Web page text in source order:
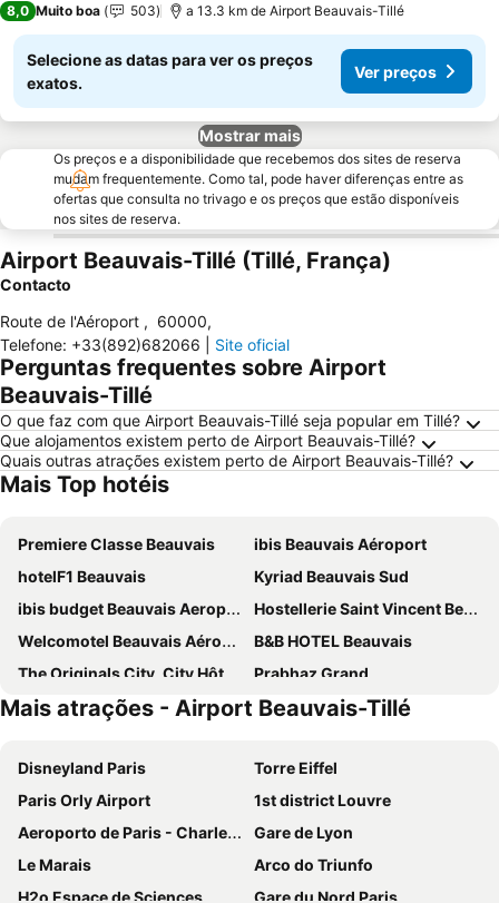
8,0 Muito boa 503 a 13.3 km de Airport Beauvais-Tillé
Selecione as datas para ver os preços
exatos.
Ver preços
Mostrar mais
Os preços e a disponibilidade que recebemos dos sites de reserva
mudam frequentemente. Como tal, pode haver diferenças entre as
ofertas que consulta no trivago e os preços que estão disponíveis
nos sites de reserva.
Airport Beauvais-Tillé (Tillé, França)
Contacto
Route de l'Aéroport , 60000,
Telefone: +33(892)682066 Site oficial
Perguntas frequentes sobre Airport
Beauvais-Tillé
O que faz com que Airport Beauvais-Tillé seja popular em Tillé?
Que alojamentos existem perto de Airport Beauvais-Tillé?
Quais outras atrações existem perto de Airport Beauvais-Tillé?
Mais Top hotéis
Premiere Classe Beauvais
ibis Beauvais Aéroport
hotelF1 Beauvais
Kyriad Beauvais Sud
ibis budget Beauvais Aeroport
Hostellerie Saint Vincent Beauvais Aeroport
Welcomotel Beauvais Aéroport
B&B HOTEL Beauvais
The Originals City, City Hôtel, Beauvais
Prabhaz Grand
Campanile Beauvais
Campanile Beauvais
Hotel du Cygne
Hôtel Mercure Beauvais Centre Cathédrale
ibis Styles Beauvais
Hôtel du Nord
Chenal Hotel
Mais atrações - Airport Beauvais-Tillé
Disneyland Paris
Torre Eiffel
Paris Orly Airport
1st district Louvre
Aeroporto de Paris - Charles de Gaulle
Gare de Lyon
Le Marais
Arco do Triunfo
H2o Espace de Sciences
Gare du Nord Paris